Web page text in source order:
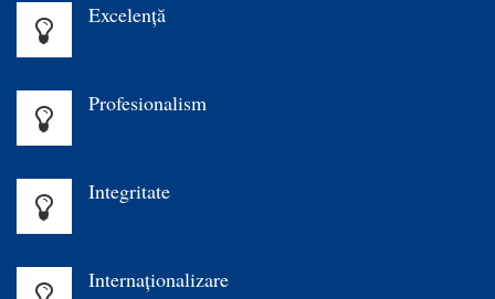
Excelenţă
Profesionalism
Integritate
Internaționalizare